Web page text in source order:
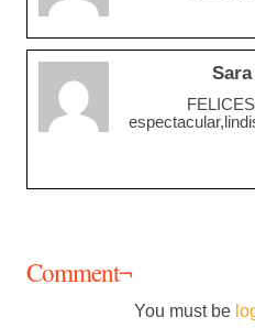
Sara
Comment¬
You must be